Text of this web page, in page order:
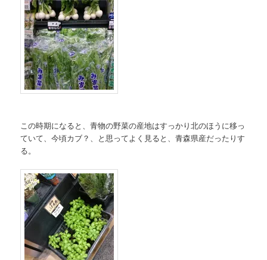
この時期になると、青物の野菜の産地はすっかり北のほうに移っ
ていて、今頃カブ？、と思ってよく見ると、青森県産だったりす
る。